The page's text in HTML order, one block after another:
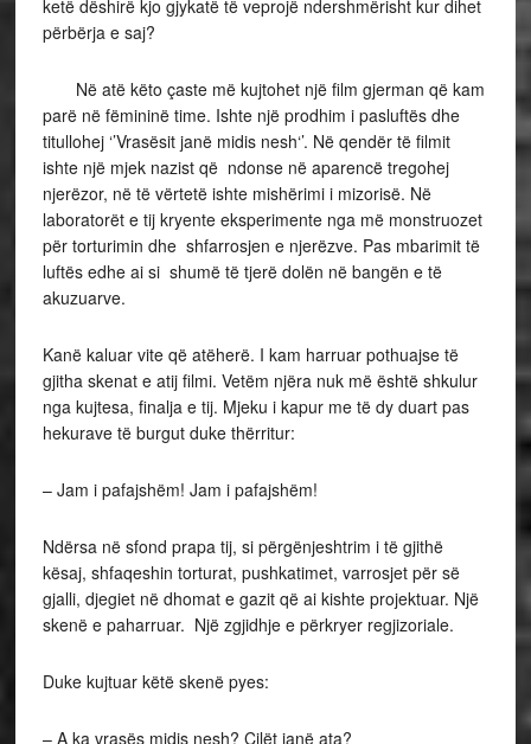
ketë dëshirë kjo gjykatë të veprojë ndershmërisht kur dihet
përbërja e saj?
Në atë këto çaste më kujtohet një film gjerman që kam
parë në fëmininë time. Ishte një prodhim i pasluftës dhe
titullohej ‘’Vrasësit janë midis nesh‘’. Në qendër të filmit
ishte një mjek nazist që ndonse në aparencë tregohej
njerëzor, në të vërtetë ishte mishërimi i mizorisë. Në
laboratorët e tij kryente eksperimente nga më monstruozet
për torturimin dhe shfarrosjen e njerëzve. Pas mbarimit të
luftës edhe ai si shumë të tjerë dolën në bangën e të
akuzuarve.
Kanë kaluar vite që atëherë. I kam harruar pothuajse të
gjitha skenat e atij filmi. Vetëm njëra nuk më është shkulur
nga kujtesa, finalja e tij. Mjeku i kapur me të dy duart pas
hekurave të burgut duke thërritur:
– Jam i pafajshëm! Jam i pafajshëm!
Ndërsa në sfond prapa tij, si përgënjeshtrim i të gjithë
kësaj, shfaqeshin torturat, pushkatimet, varrosjet për së
gjalli, djegiet në dhomat e gazit që ai kishte projektuar. Një
skenë e paharruar. Një zgjidhje e përkryer regjizoriale.
Duke kujtuar këtë skenë pyes:
– A ka vrasës midis nesh? Cilët janë ata?